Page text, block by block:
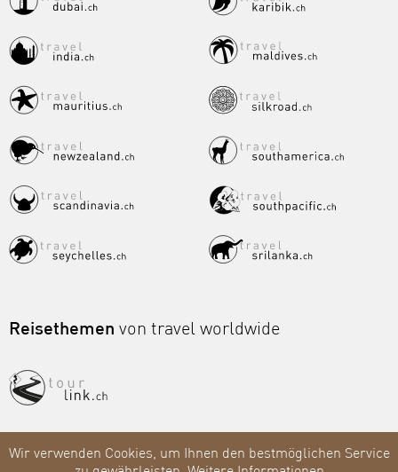
Reisethemen von travel worldwide
Wir verwenden Cookies, um Ihnen den bestmöglichen Service